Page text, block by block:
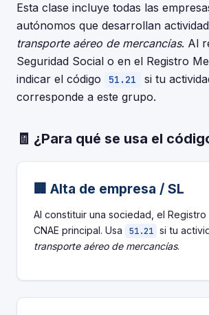
Esta clase incluye todas las
autónomos que desarrollan
transporte aéreo de mercancías. Al
Seguridad Social o en el Registro
indicar el código
51.21
si tu
corresponde a este grupo.
🧾 ¿Para qué se usa el
🏢 Alta de empresa / SL
Al constituir una sociedad, el
CNAE principal. Usa
51.21 si tu
transporte aéreo de mercancías.